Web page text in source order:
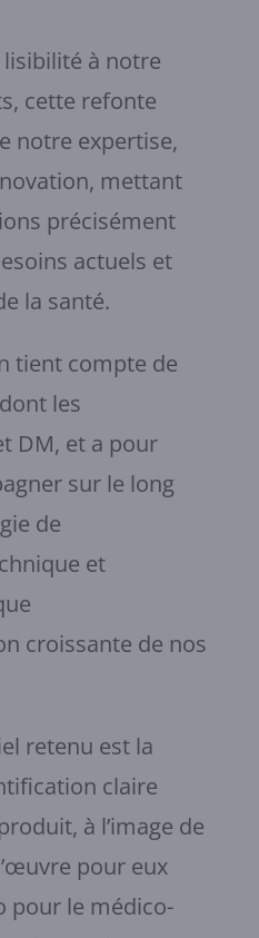
à notre
cette refonte
notre expertise,
mettant
précisément
actuels et
la santé.
tient compte de
les
DM, et a pour
sur le long
de
et
croissante de nos
retenu est la
claire
à l’image de
pour eux
pour le médico-